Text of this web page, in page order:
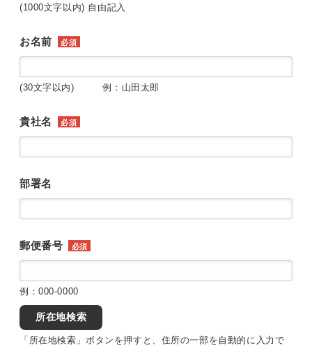
(1000文字以内) 自由記入
お名前 必須
(30文字以内) 例：山田太郎
貴社名 必須
部署名
郵便番号 必須
例：000-0000
所在地検索
「所在地検索」ボタンを押すと、住所の一部を自動的に入力で